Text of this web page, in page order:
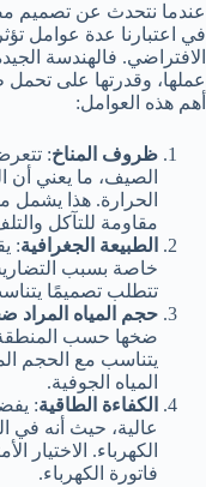
عندما نتحدث عن تصميم
في اعتبارنا عدة عوامل
الافتراضي. فالهندسة
عملها، وقدرتها على
أهم هذه العوامل:
ظروف المناخ:
الصيف، ما يعني
الحرارة. هذا
مقاومة للتآكل
الطبيعة الجغرافية:
خاصة بسبب
تتطلب تصميمًا
حجم المياه المراد
ضخها حسب
يتناسب مع الحجم
المياه الجوفية.
الكفاءة الطاقية:
عالية، حيث أنه في
الكهرباء.
فاتورة الكهرباء.